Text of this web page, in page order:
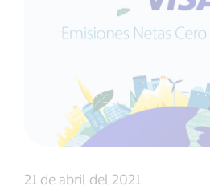
21 de abril del 2021